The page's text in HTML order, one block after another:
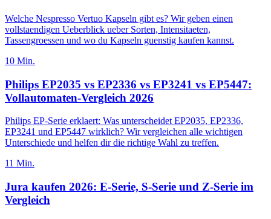
Welche Nespresso Vertuo Kapseln gibt es? Wir geben einen
vollstaendigen Ueberblick ueber Sorten, Intensitaeten,
Tassengroessen und wo du Kapseln guenstig kaufen kannst.
10 Min.
Philips EP2035 vs EP2336 vs EP3241 vs EP5447:
Vollautomaten-Vergleich 2026
Philips EP-Serie erklaert: Was unterscheidet EP2035, EP2336,
EP3241 und EP5447 wirklich? Wir vergleichen alle wichtigen
Unterschiede und helfen dir die richtige Wahl zu treffen.
11 Min.
Jura kaufen 2026: E-Serie, S-Serie und Z-Serie im
Vergleich